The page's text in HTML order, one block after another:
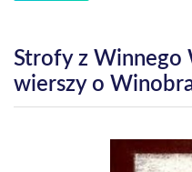
Strofy z Winnego
wierszy o